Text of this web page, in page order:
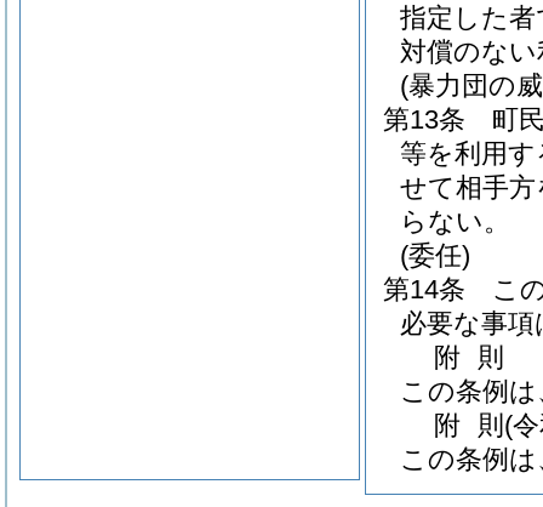
指定した
対償のな
(暴力団の
第13条
町
等を利用
せて相手
らない。
(委任)
第14条
こ
必要な事
附 則
この条例
附 則 (
この条例